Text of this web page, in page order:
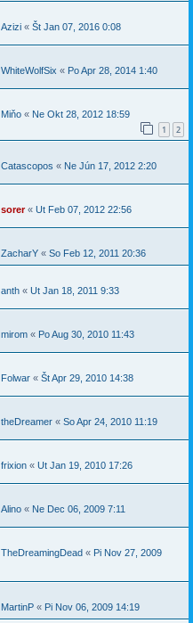
Azizi « Št Jan 07, 2016 0:08
WhiteWolfSix « Po Apr 28, 2014 1:40
Miňo « Ne Okt 28, 2012 18:59
1 2
Catascopos « Ne Jún 17, 2012 2:20
sorer« Ut Feb 07, 2012 22:56
ZacharY « So Feb 12, 2011 20:36
anth « Ut Jan 18, 2011 9:33
mirom « Po Aug 30, 2010 11:43
Folwar « Št Apr 29, 2010 14:38
theDreamer « So Apr 24, 2010 11:19
frixion « Ut Jan 19, 2010 17:26
Alino « Ne Dec 06, 2009 7:11
TheDreamingDead « Pi Nov 27, 2009
MartinP « Pi Nov 06, 2009 14:19